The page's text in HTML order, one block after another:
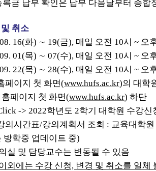
금 납부 확인은 납부 다음날부터 종합
취소
16(화) ∼ 19(금), 매일 오전 10시 ~ 오
01(목) ∼ 07(수), 매일 오전 10시 ~ 오
22(목) ∼ 28(수), 매일 오전 10시 ~ 오
페이지 첫 화면(www.hufs.ac.kr)의 대학
홈페이지 첫 화면(www.hufs.ac.kr) 하단
-> 2022학년도 2학기 대학원 수강신
의시간표/강의계획서 조회 : 교육대학
방학중 업데이트 중)
실 및 담당교수는 변동될 수 있음
외에는 수강 신청, 변경 및 취소를 일체